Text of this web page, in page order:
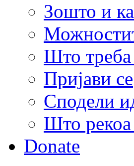
Зошто и
Што треба
Пријави се
Сподели
Што рекоа
Donate